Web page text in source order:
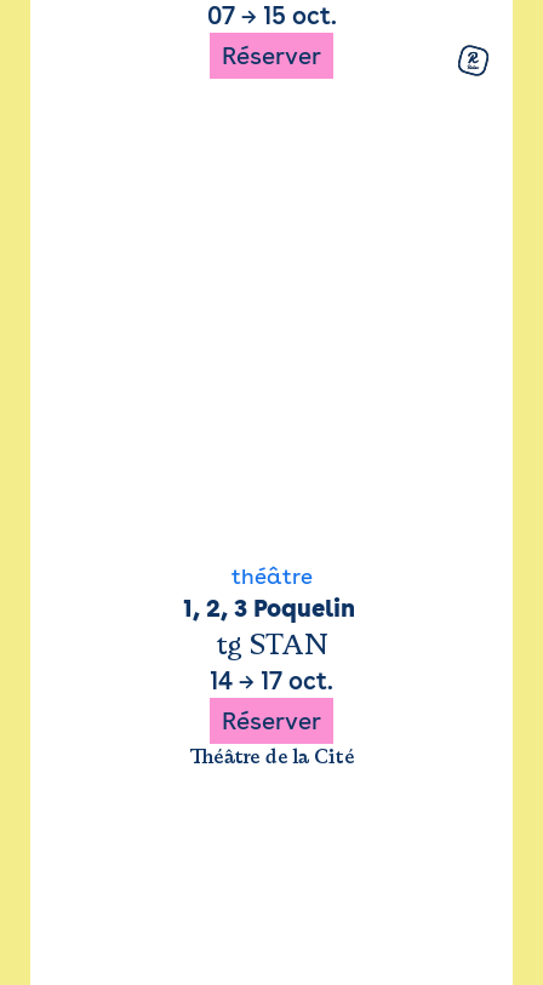
07→ 15 oct.
Réserver
théâtre
1, 2, 3 Poquelin
tg STAN
14 → 17 oct.
Réserver
Théâtre de la Cité